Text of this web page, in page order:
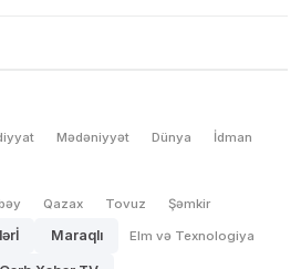
Mədəniyyət Dünya İdman
Qazax Tovuz Şəmkir
Maraqlı Elm və Texnologiya